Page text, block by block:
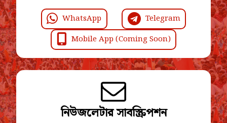
WhatsApp
Telegram
Mobile App (Coming Soon)
নিউজলেটার সাবস্ক্রিপশন